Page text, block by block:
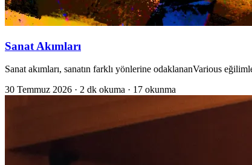
Sanat Akımları
Sanat akımları, sanatın farklı yönlerine odaklananVarious
30 Temmuz 2026 · 2 dk okuma · 17 okunma